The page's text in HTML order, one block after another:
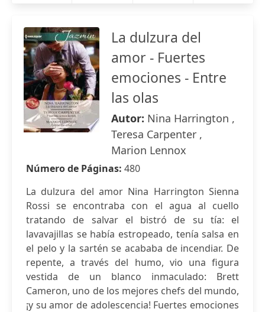
La dulzura del
amor - Fuertes
emociones - Entre
las olas
Autor: Nina Harrington ,
Teresa Carpenter ,
Marion Lennox
Número de Páginas: 480
La dulzura del amor Nina Harrington Sienna
Rossi se encontraba con el agua al cuello
tratando de salvar el bistró de su tía: el
lavavajillas se había estropeado, tenía salsa en
el pelo y la sartén se acababa de incendiar. De
repente, a través del humo, vio una figura
vestida de un blanco inmaculado: Brett
Cameron, uno de los mejores chefs del mundo,
¡y su amor de adolescencia! Fuertes emociones